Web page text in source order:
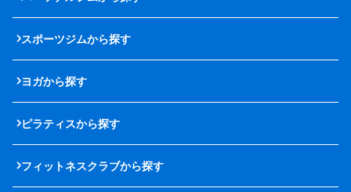
スポーツジムから探す
ヨガから探す
ピラティスから探す
フィットネスクラブから探す